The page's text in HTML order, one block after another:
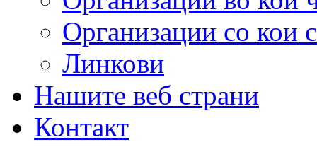
Организации со кои
Линкови
Нашите веб страни
Контакт